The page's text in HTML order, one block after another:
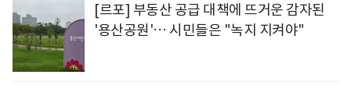
[르포] 부동산 공급 대책에 뜨거운 감자된
'용산공원'… 시민들은 "녹지 지켜야"